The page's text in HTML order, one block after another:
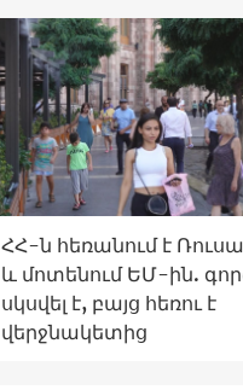
ՀՀ-ն հեռանում է
և մոտենում ԵՄ-ին.
սկսվել է, բայց հեռու է
վերջնակետից